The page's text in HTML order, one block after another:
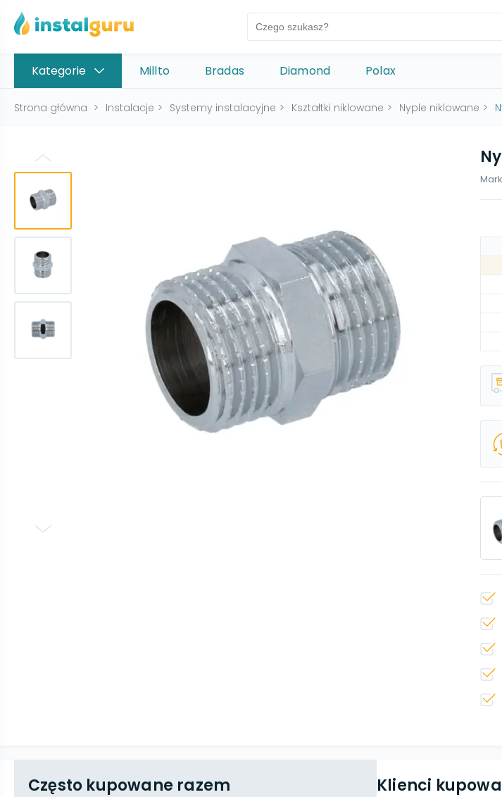
Kategorie Millto Bradas Diamond Polax
Strona główna > Instalacje > Systemy instalacyjne > Kształtki niklowane > Nyple niklowane >
Często kupowane razem Klienci